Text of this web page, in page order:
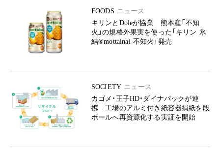
FOODS ニュース
キリンとDoleが協業 熊本産「不知
火」の規格外果実を使った「キリン 氷
結®mottainai 不知火」発売
SOCIETY ニュース
カゴメ・王子HD・ダイナパックが連
携 工場のアルミ付き紙容器損紙を段
ボールへ再資源化する実証を開始